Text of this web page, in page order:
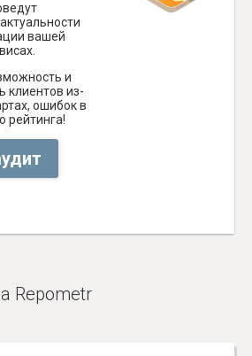
вашей
и
клиентов из-
ошибок в
рейтинга!
Repometr